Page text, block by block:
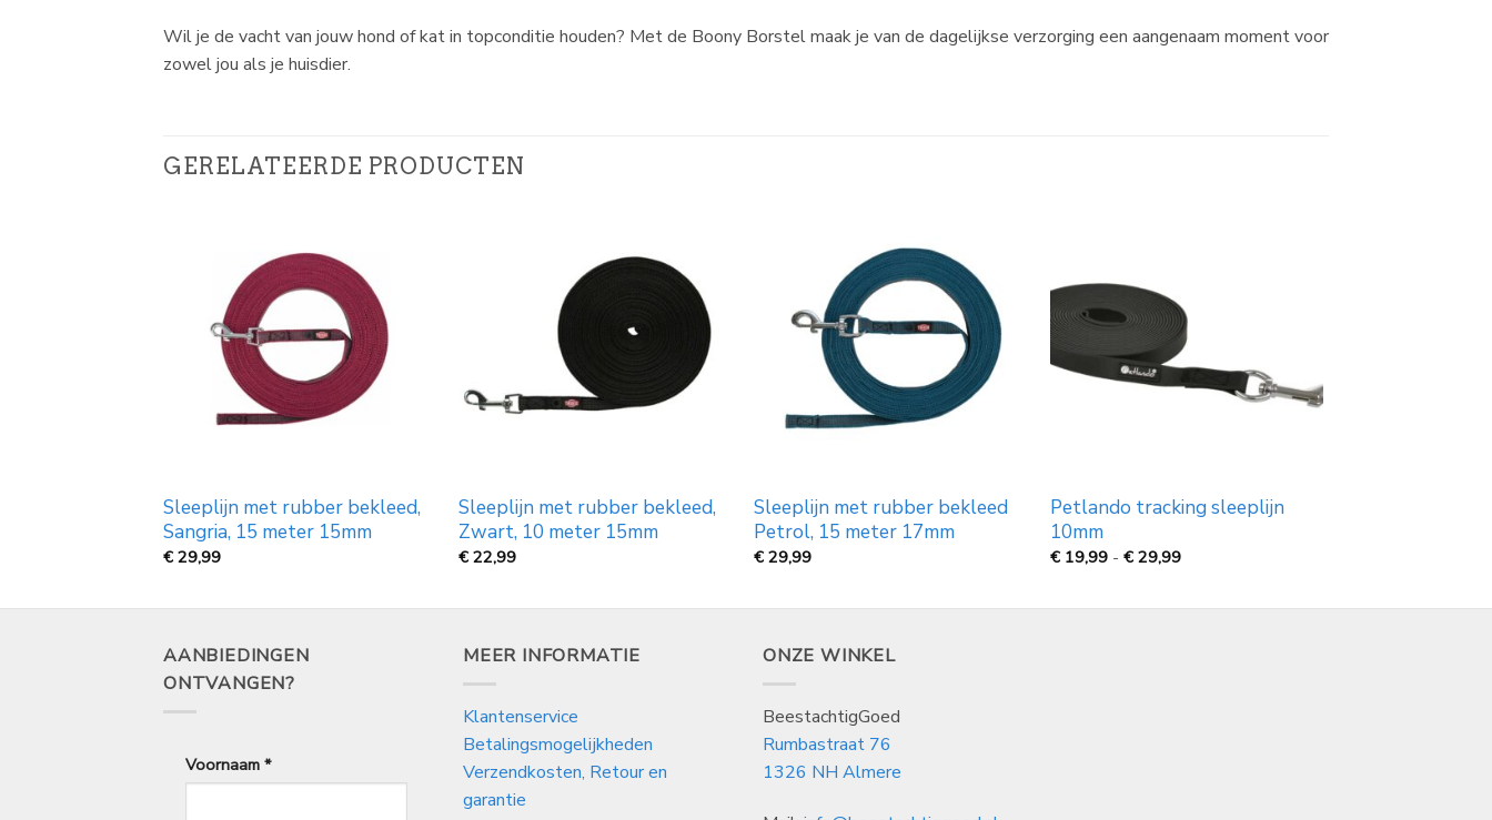
Wil je de vacht van jouw hond of kat in topconditie houden? Met de Boony Borstel maak je van de dagelijkse verzorging een aangenaam moment voor
zowel jou als je huisdier.
GERELATEERDE PRODUCTEN
Sleeplijn met rubber bekleed,
Sangria, 15 meter 15mm
€ 29,99
Sleeplijn met rubber bekleed,
Zwart, 10 meter 15mm
€22,99
Sleeplijn met rubber bekleed
Petrol, 15 meter 17mm
€29,99
Petlando tracking sleeplijn
10mm
€ 19,99 - € 29,99Prijsklasse:
AANBIEDINGEN
ONTVANGEN?
Voornaam *
MEER INFORMATIE
Klantenservice
Betalingsmogelijkheden
Verzendkosten, Retour en
garantie
ONZE WINKEL
BeestachtigGoed
Rumbastraat 76
1326 NH Almere